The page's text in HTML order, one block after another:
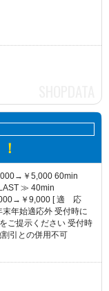
￥5,000 60min
≫ 40min
￥9,000 [ 適 応
年始適応外 受付時に
ご提示ください 受付時
引との併用不可